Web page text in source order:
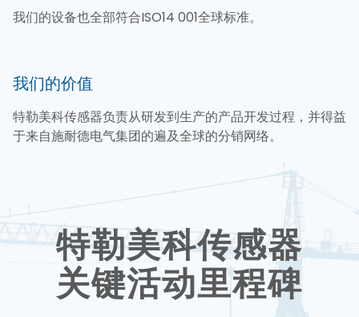
我们的设备也全部符合ISO14 001全球标准。
我们的价值
特勒美科传感器负责从研发到生产的产品开发过程，并得益
于来自施耐德电气集团的遍及全球的分销网络。
特勒美科传感器
关键活动里程碑